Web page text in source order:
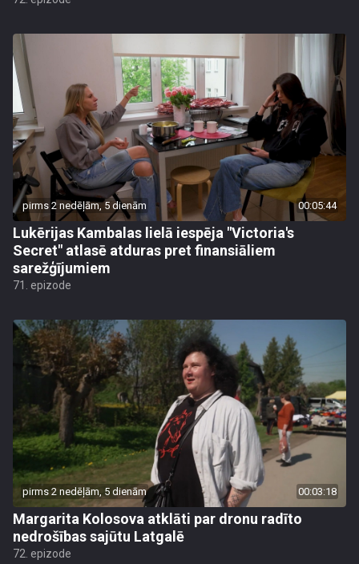
pirms 2 nedēļām, 5 dienām 00:05:44
Lukērijas Kambalas lielā iespēja "Victoria's
Secret" atlasē atduras pret finansiāliem
sarežģījumiem
71. epizode
pirms 2 nedēļām, 5 dienām 00:03:18
Margarita Kolosova atklāti par dronu radīto
nedrošības sajūtu Latgalē
72. epizode